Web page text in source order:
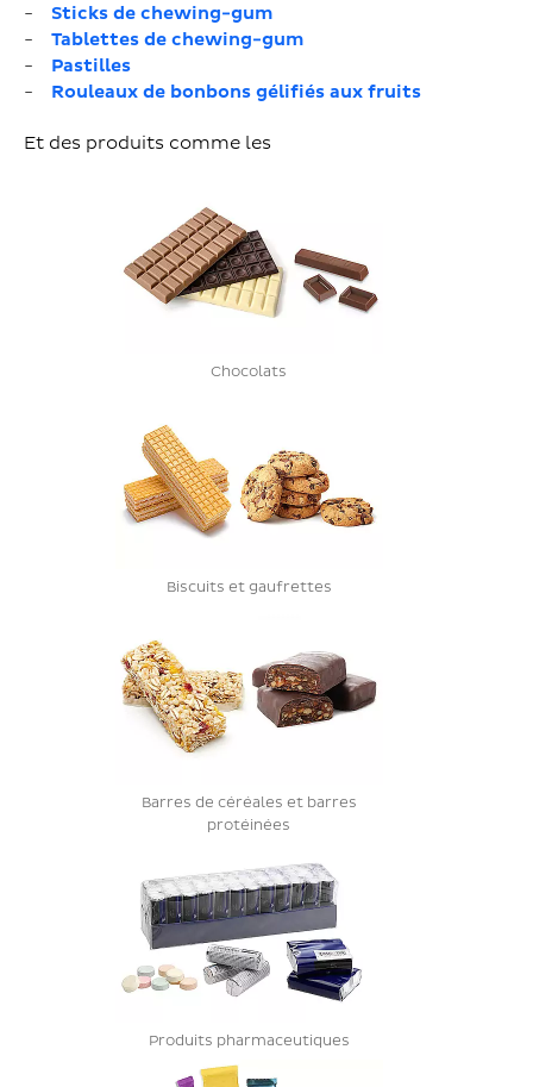
Sticks de chewing-gum
Tablettes de chewing-gum
Pastilles
Rouleaux de bonbons gélifiés aux fruits
Et des produits comme les
Chocolats
Biscuits et gaufrettes
Barres de céréales et barres
protéinées
Produits pharmaceutiques